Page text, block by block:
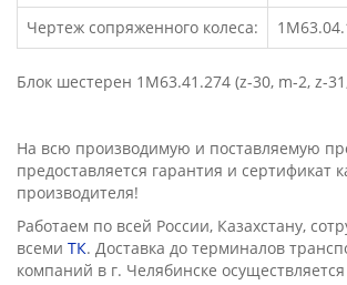
Чертеж сопряженного колеса:
Блок шестерен 1М63.41.274 (z-30, m-2, z-
На всю производимую и поставляемую
предоставляется гарантия и сертификат
производителя!
Работаем по всей России, Казахстану,
всеми ТК. Доставка до терминалов
компаний в г. Челябинске осущеcтвляется